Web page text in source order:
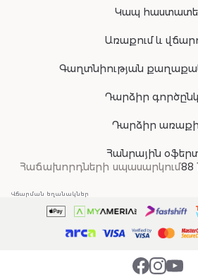
Կապ
Առաքում և
Գաղտնիության
Դարձիր
Դարձիր
Հանրային
Հաճախորդների սպասարկում88
Վճարման եղանակներ